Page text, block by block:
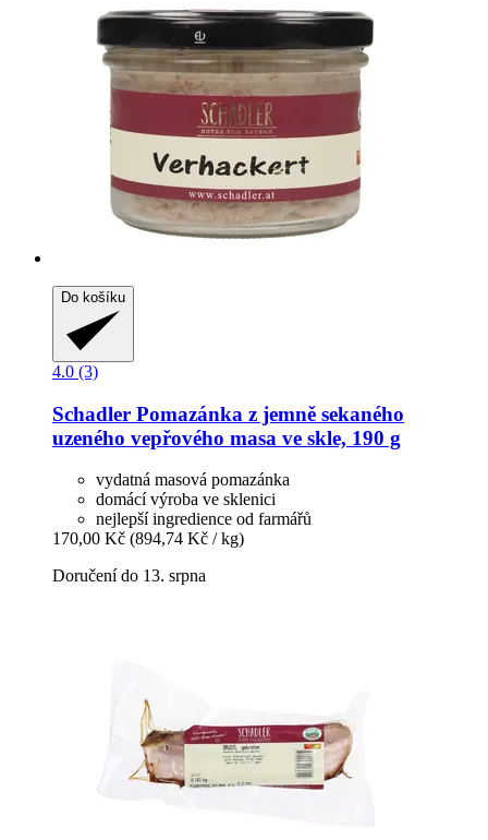
Do košíku
4.0 (3)
Schadler Pomazánka z jemně sekaného
uzeného vepřového masa ve skle, 190 g
vydatná masová pomazánka
domácí výroba ve sklenici
nejlepší ingredience od farmářů
170,00 Kč (894,74 Kč / kg)
Doručení do 13. srpna